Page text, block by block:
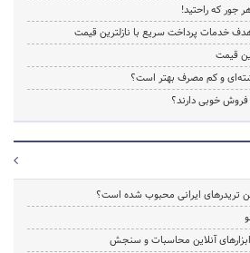
جور که راحتید!
خدمات پرداخت سریع با نازلترین قیمت
قیمت
و کم مصرف بهتر است؟
خوبی دارند؟
تریدرهای ایرانی محبوب شده است؟
آنلاین محاسبات و سنجش